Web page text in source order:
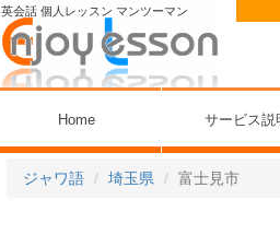
英会話 個人レッスン マンツーマン
Home サービス説
ジャワ語 埼玉県 富士見市